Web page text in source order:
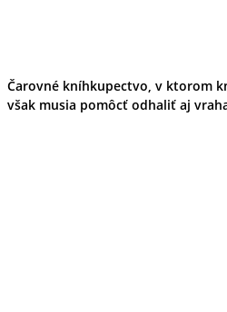
Čarovné kníhkupectvo, v ktorom
však musia pomôcť odhaliť aj